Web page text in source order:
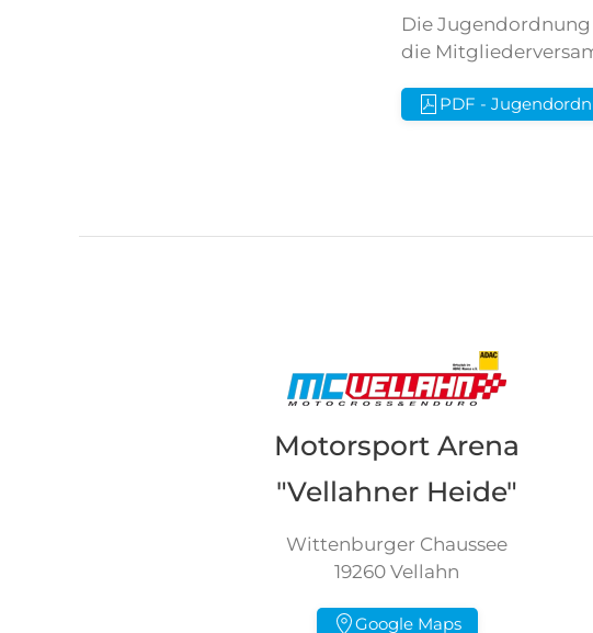
Die
die
PDF -
Motorsport Arena
"Vellahner Heide"
Wittenburger Chaussee
19260 Vellahn
Google Maps